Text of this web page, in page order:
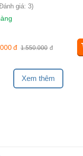
giá: 3)
1.550.000 đ
đ
Xem thêm